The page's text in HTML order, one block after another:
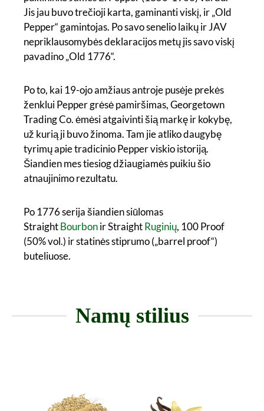
Jis jau buvo trečioji karta, gaminanti viskį, ir „Old
Pepper“ gamintojas. Po savo senelio laikų ir JAV
nepriklausomybės deklaracijos metų jis savo viskį
pavadino „Old 1776“.
Po to, kai 19-ojo amžiaus antroje pusėje prekės
ženklui Pepper grėsė pamiršimas, Georgetown
Trading Co. ėmėsi atgaivinti šią markę ir kokybę,
už kurią ji buvo žinoma. Tam jie atliko daugybę
tyrimų apie tradicinio Pepper viskio istoriją.
Šiandien mes tiesiog džiaugiamės puikiu šio
atnaujinimo rezultatu.
Po 1776 serija šiandien siūlomas
StraightBourbonir StraightRuginių, 100 Proof
(50% vol.) ir statinės stiprumo („barrel proof“)
buteliuose.
Namų stilius